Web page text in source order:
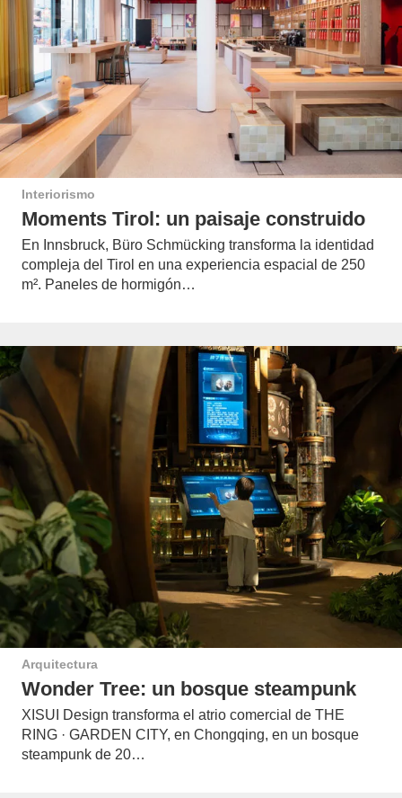
Interiorismo
Moments Tirol: un paisaje construido
En Innsbruck, Büro Schmücking transforma la identidad
compleja del Tirol en una experiencia espacial de 250
m². Paneles de hormigón…
Arquitectura
Wonder Tree: un bosque steampunk
XISUI Design transforma el atrio comercial de THE
RING · GARDEN CITY, en Chongqing, en un bosque
steampunk de 20…